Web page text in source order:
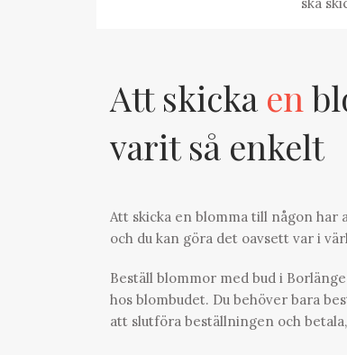
ska
Att skickaen
varit så enkelt
Att skicka en blomma till någon
och du kan göra det oavsett var i
Beställ blommor med bud i
hos blombudet. Du behöver bara
att slutföra beställningen och